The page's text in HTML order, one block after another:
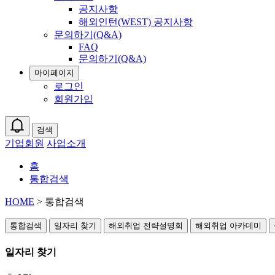
공지사항
해외인턴(WEST) 공지사항
문의하기(Q&A)
FAQ
문의하기(Q&A)
마이페이지
로그인
회원가입
검색
기업회원 사업소개
홈
통합검색
HOME > 통합검색
통합검색 일자리 찾기 해외취업 전략설명회 해외취업 아카데미
일자리 찾기